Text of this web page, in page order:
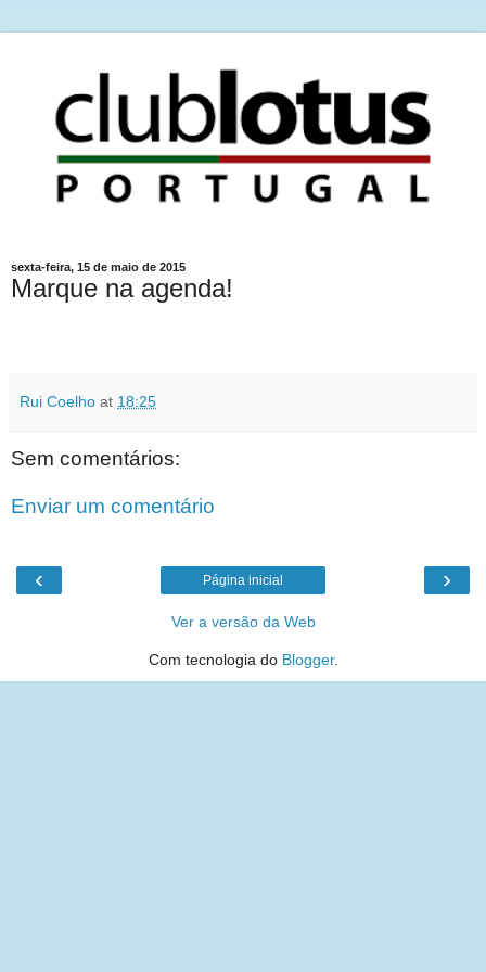
sexta-feira, 15 de maio de 2015
Marque na agenda!
Rui Coelho at 18:25
Sem comentários:
Enviar um comentário
‹ ›
Página inicial
Ver a versão da Web
Com tecnologia do Blogger.